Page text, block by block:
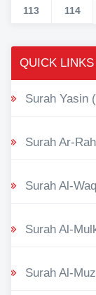
113 114
QUICK LINKS
Surah Yasin
Surah Ar-
Surah Al-
Surah Al-
Surah Al-